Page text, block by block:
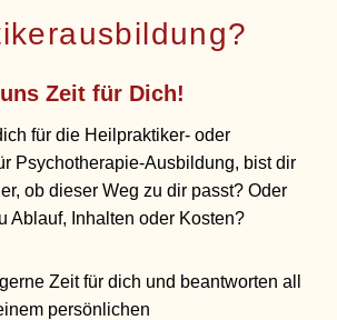
Zeit für Dich!
für die Heilpraktiker- oder
Psychotherapie-Ausbildung, bist dir
ob dieser Weg zu dir passt? Oder
Ablauf, Inhalten oder Kosten?
Zeit für dich und beantworten all
persönlichen